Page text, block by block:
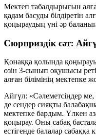
Мектеп табалдырығын
қадам басуды білдіретін
қоңыраудың үні әр
Сюрприздік сәт:
Қонаққа қолында
өзін 3-сынып оқушысы
алған білімінің мектепке
Айгүл: «Сәлеметсіңдер
де сендер сияқты
мектепке бардым. Үлкен
қоңырау. Оны сабақ
естігенде балалар сабаққа